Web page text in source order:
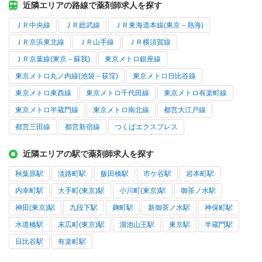
近隣エリアの路線で薬剤師求人を探す
ＪＲ中央線 ＪＲ総武線 ＪＲ東海道本線(東京－熱海)
ＪＲ京浜東北線 ＪＲ山手線 ＪＲ横須賀線
ＪＲ京葉線(東京－蘇我) 東京メトロ銀座線
東京メトロ丸ノ内線(池袋－荻窪) 東京メトロ日比谷線
東京メトロ東西線 東京メトロ千代田線 東京メトロ有楽町線
東京メトロ半蔵門線 東京メトロ南北線 都営大江戸線
都営三田線 都営新宿線 つくばエクスプレス
近隣エリアの駅で薬剤師求人を探す
秋葉原駅 淡路町駅 飯田橋駅 市ケ谷駅 岩本町駅
内幸町駅 大手町(東京)駅 小川町(東京)駅 御茶ノ水駅
神田(東京)駅 九段下駅 麹町駅 新御茶ノ水駅 神保町駅
水道橋駅 末広町(東京)駅 溜池山王駅 東京駅 半蔵門駅
日比谷駅 有楽町駅